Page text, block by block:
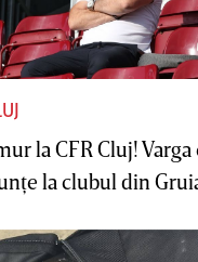
la CFR Cluj! Varga
la clubul din